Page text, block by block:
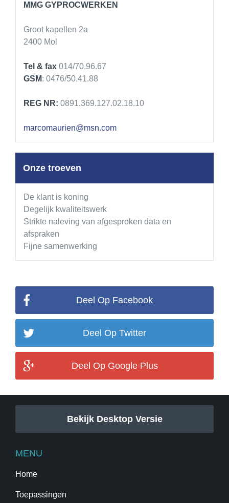
MMG GYPROCWERKEN
Groot kapellen 2a
2400 Mol
Tel & fax 014/70.96.67
GSM: 0476/50.41.88
REG NR: 0891.369.127.02.18.10
marcomaurien@msn.com
Onze troeven
De klant is koning
Degelijk kwaliteitswerk
Strikte naleving van afgesproken data en
afspraken
Fijne samenwerking
Deel Op Facebook
Deel Op Twitter
Deel Op Google Plus
Bekijk Desktop Versie
MENU
Home
Toepassingen